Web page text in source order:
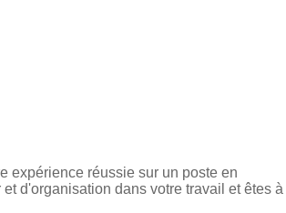
expérience réussie sur un poste en
d'organisation dans votre travail et êtes à